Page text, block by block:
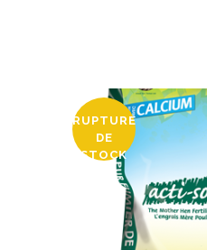
RUPTURE
DE
STOCK